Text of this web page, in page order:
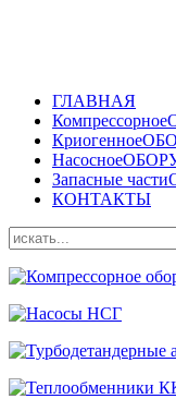
ГЛАВНАЯ
Компрессорное
Криогенное
Насосное
Запасные части
КОНТАКТЫ